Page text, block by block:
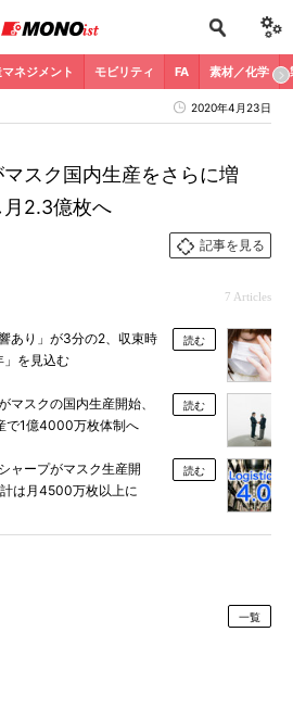
ネジメント モビリティ FA 素材／化学
2020年4月23日
スク国内生産をさらに増
2.3億枚へ
記事を見る
7 Articles
あり」が3分の2、収束時
」を見込む
読む
マスクの国内生産開始、
で1億4000万枚体制へ
読む
ャープがマスク生産開
は月4500万枚以上に
読む
一覧